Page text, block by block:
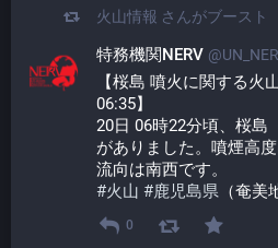
火山情報 さんがブースト
特務機関NERV
【桜島 噴火に関する火
06:35】
20日 06時22分頃、桜島
がありました。噴煙高
流向は南西です。
#火山 #鹿児島県 （奄美
0